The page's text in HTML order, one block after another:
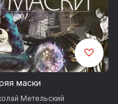
маски
Метельский